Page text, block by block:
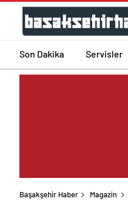
Son Dakika Servisler
Başakşehir Haber Magazin